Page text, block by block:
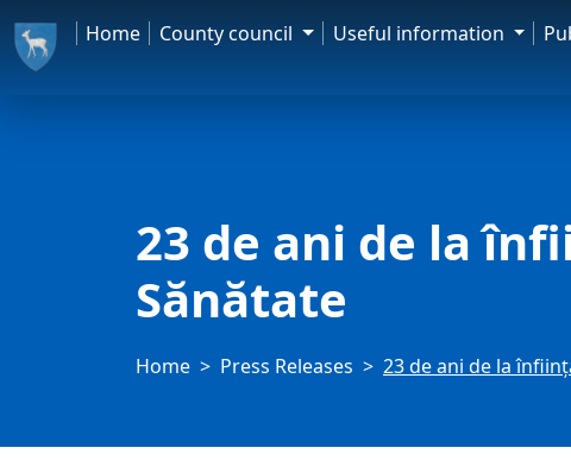
Home County council Useful information
23 de ani de la
Sănătate
Home Press Releases 23 de ani de la